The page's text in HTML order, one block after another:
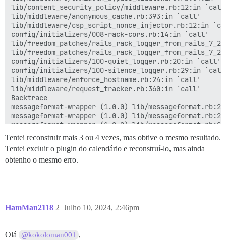
lib/content_security_policy/middleware.rb:12:in
lib/middleware/anonymous_cache.rb:393:in `call'
lib/middleware/csp_script_nonce_injector.rb:12:in
config/initializers/008-rack-cors.rb:14:in `call'
lib/freedom_patches/
lib/freedom_patches/
config/initializers/100-quiet_logger.rb:20:in `call'
config/initializers/100-silence_logger.rb:29:in
lib/middleware/enforce_hostname.rb:24:in `call'
lib/middleware/request_tracker.rb:360:in `call'
Backtrace
messageformat-wrapper (1.0.0) lib/
messageformat-wrapper (1.0.0) lib/
messageformat-wrapper (1.0.0) lib/
lib/js_locale_helper.rb:153:in `output_MF'
app/controllers/extra_locales_controller.rb:53:in
app/controllers/extra_locales_controller.rb:29:in
app/controllers/extra_locales_controller.rb:38:in
activesupport (7.1.3.4) lib/active_support/
rack-mini-profiler (3.3.1) lib/mini_profiler/
Tentei reconstruir mais 3 ou 4 vezes, mas obtive o mesmo resultado.
Tentei excluir o plugin do calendário e reconstruí-lo, mas ainda
obtenho o mesmo erro.
HamMan2118 Julho 10, 2024, 2:46pm
2
Olá @kokoloman001 ,